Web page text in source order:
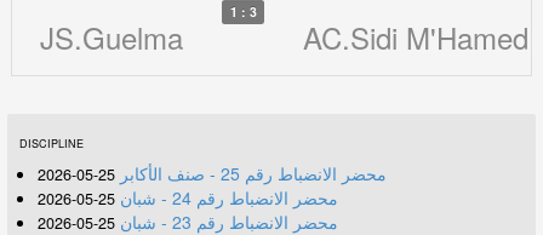
JS.Guelma
1 : 3
AC.Sidi M'Hamed
DISCIPLINE
محضر الانضباط رقم 25 - صنف الأكابر 25-05-2026
محضر الانضباط رقم 24 - شبان 25-05-2026
محضر الانضباط رقم 23 - شبان 25-05-2026